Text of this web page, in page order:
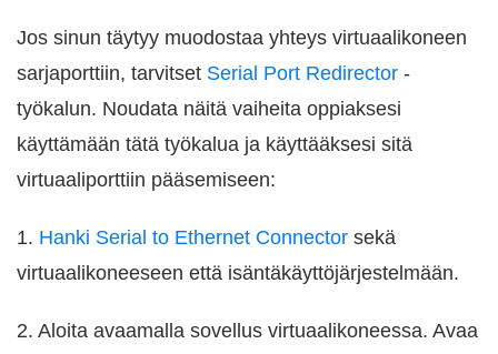
Jos sinun täytyy muodostaa yhteys virtuaalikoneen
sarjaporttiin, tarvitset Serial Port Redirector -
työkalun. Noudata näitä vaiheita oppiaksesi
käyttämään tätä työkalua ja käyttääksesi sitä
virtuaaliporttiin pääsemiseen:
1. Hanki Serial to Ethernet Connector sekä
virtuaalikoneeseen että isäntäkäyttöjärjestelmään.
2. Aloita avaamalla sovellus virtuaalikoneessa. Avaa